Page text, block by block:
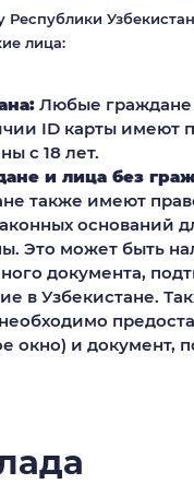
Республики
лица:
Любые граждане
ID карты имеют
с 18 лет.
и лица без
также имеют
оснований
Это может быть
документа,
в Узбекистане.
окно) и документ,